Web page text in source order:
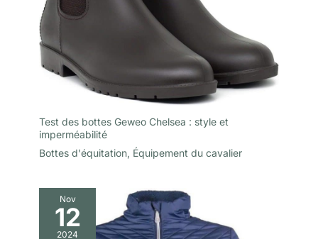
Test des bottes Geweo Chelsea : style et
imperméabilité
Bottes d'équitation, Équipement du cavalier
Nov
12
2024